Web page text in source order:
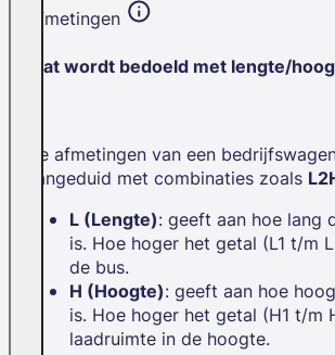
Afmetingen
Wat wordt bedoeld met lengte/
De afmetingen van een
aangeduid met combinaties zoals
L (Lengte): geeft aan hoe lang
is. Hoe hoger het getal (L1 t/m
de bus.
H (Hoogte): geeft aan hoe
is. Hoe hoger het getal (H1 t/m
laadruimte in de hoogte.